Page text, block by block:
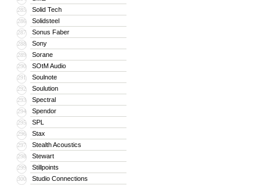
285 Solid Tech
286 Solidsteel
287 Sonus Faber
288 Sony
289 Sorane
290 SOtM Audio
291 Soulnote
292 Soulution
293 Spectral
294 Spendor
295 SPL
296 Stax
297 Stealth Acoustics
298 Stewart
299 Stillpoints
300 Studio Connections